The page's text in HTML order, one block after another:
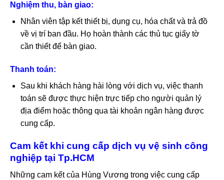
Nghiệm thu, bàn giao:
Nhân viên tập kết thiết bị, dụng cụ, hóa chất và trả đồ
về vị trí ban đầu. Họ hoàn thành các thủ tục giấy tờ
cần thiết để bàn giao.
Thanh toán:
Sau khi khách hàng hài lòng với dịch vụ, việc thanh
toán sẽ được thực hiện trực tiếp cho người quản lý
địa điểm hoặc thông qua tài khoản ngân hàng được
cung cấp.
Cam kết khi cung cấp dịch vụ vệ sinh công
nghiệp tại Tp.HCM
Những cam kết của Hùng Vương trong việc cung cấp